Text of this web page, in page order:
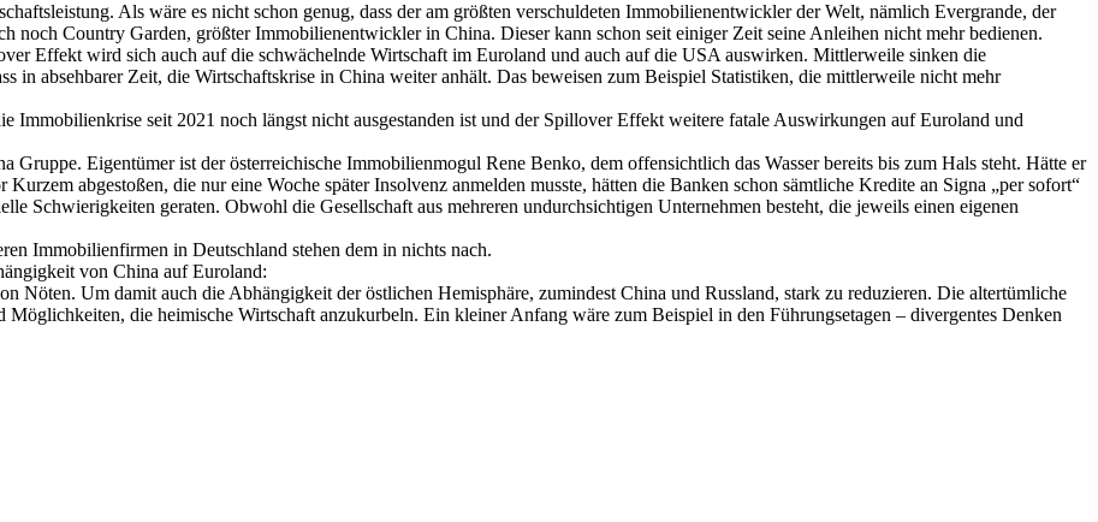
Als wäre es nicht schon genug, dass der am größten verschuldeten Immobilienentwickler der Welt, nämlich Evergrande, der
noch Country Garden, größter Immobilienentwickler in China. Dieser kann schon seit einiger Zeit seine Anleihen nicht mehr bedienen.
Effekt wird sich auch auf die schwächelnde Wirtschaft im Euroland und auch auf die USA auswirken. Mittlerweile sinken die
in absehbarer Zeit, die Wirtschaftskrise in China weiter anhält. Das beweisen zum Beispiel Statistiken, die mittlerweile nicht mehr
Immobilienkrise seit 2021 noch längst nicht ausgestanden ist und der Spillover Effekt weitere fatale Auswirkungen auf Euroland und
Gruppe. Eigentümer ist der österreichische Immobilienmogul Rene Benko, dem offensichtlich das Wasser bereits bis zum Hals steht. Hätte er
abgestoßen, die nur eine Woche später Insolvenz anmelden musste, hätten die Banken schon sämtliche Kredite an Signa „per sofort“
Schwierigkeiten geraten. Obwohl die Gesellschaft aus mehreren undurchsichtigen Unternehmen besteht, die jeweils einen eigenen
Immobilienfirmen in Deutschland stehen dem in nichts nach.
von China auf Euroland:
Nöten. Um damit auch die Abhängigkeit der östlichen Hemisphäre, zumindest China und Russland, stark zu reduzieren. Die altertümliche
die heimische Wirtschaft anzukurbeln. Ein kleiner Anfang wäre zum Beispiel in den Führungsetagen – divergentes Denken